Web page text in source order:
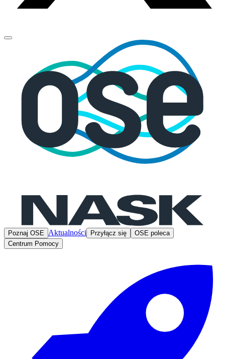
Poznaj OSE Aktualności Przyłącz się
OSE poleca
Centrum Pomocy